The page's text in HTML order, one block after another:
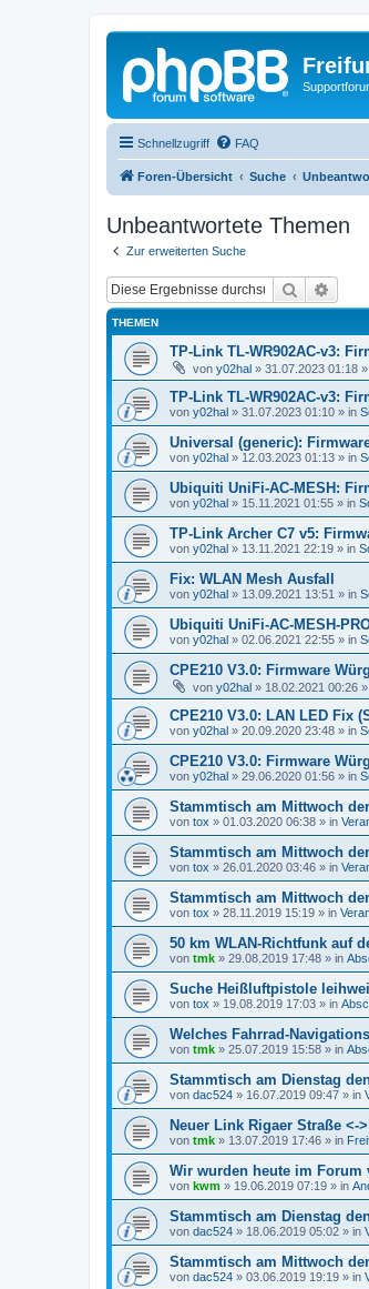
Schnellzugriff FAQ
Foren-Übersicht Suche
Unbeantwortete Themen
Zur erweiterten Suche
Suche
THEMEN
TP-Link TL-WR902AC-v3:
von y02hal » 31.07.2023 01:18
TP-Link TL-WR902AC-v3:
von y02hal » 31.07.2023 01:10 » in
Universal (generic):
von y02hal » 12.03.2023 01:13 » in
Ubiquiti UniFi-AC-MESH:
von y02hal » 15.11.2021 01:55 » in
TP-Link Archer C7 v5:
von y02hal » 13.11.2021 22:19 » in
Fix: WLAN Mesh Ausfall
von y02hal » 13.09.2021 13:51 » in
Ubiquiti UniFi-AC-MESH-
von y02hal » 02.06.2021 22:55 » in
CPE210 V3.0: Firmware
von y02hal » 18.02.2021 00:26
CPE210 V3.0: LAN LED Fix
von y02hal » 20.09.2020 23:48 » in
CPE210 V3.0: Firmware
von y02hal » 29.06.2020 01:56 » in
Stammtisch am Mittwoch
von tox » 01.03.2020 06:38 » in
Stammtisch am Mittwoch
von tox » 26.01.2020 03:46 » in
Stammtisch am Mittwoch
von tox » 28.11.2019 15:19 » in
50 km WLAN-Richtfunk auf
von tmk » 29.08.2019 17:48 » in
Suche Heißluftpistole
von tox » 19.08.2019 17:03 » in
Welches Fahrrad-
von tmk » 25.07.2019 15:58 » in
Stammtisch am Dienstag
von dac524 » 16.07.2019 09:47 » in
Neuer Link Rigaer Straße <-
von tmk » 13.07.2019 17:46 » in
Wir wurden heute im Forum
von kwm » 19.06.2019 07:19 » in
Stammtisch am Dienstag
von dac524 » 18.06.2019 05:02 » in
Stammtisch am Mittwoch
von dac524 » 03.06.2019 19:19 » in